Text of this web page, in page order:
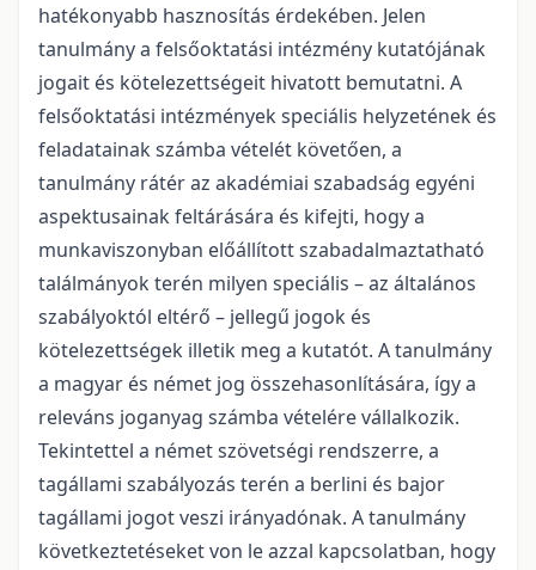
hatékonyabb hasznosítás érdekében. Jelen
tanulmány a felsőoktatási intézmény kutatójának
jogait és kötelezettségeit hivatott bemutatni. A
felsőoktatási intézmények speciális helyzetének és
feladatainak számba vételét követően, a
tanulmány rátér az akadémiai szabadság egyéni
aspektusainak feltárására és kifejti, hogy a
munkaviszonyban előállított szabadalmaztatható
találmányok terén milyen speciális – az általános
szabályoktól eltérő – jellegű jogok és
kötelezettségek illetik meg a kutatót. A tanulmány
a magyar és német jog összehasonlítására, így a
releváns joganyag számba vételére vállalkozik.
Tekintettel a német szövetségi rendszerre, a
tagállami szabályozás terén a berlini és bajor
tagállami jogot veszi irányadónak. A tanulmány
következtetéseket von le azzal kapcsolatban, hogy